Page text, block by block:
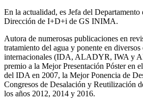
En la actualidad, es Jefa del Departamento
Dirección de I+D+i de GS INIMA.
Autora de numerosas publicaciones en
tratamiento del agua y ponente en diversos
internacionales (IDA, ALADYR, IWA y
premio a la Mejor Presentación Póster en
del IDA en 2007, la Mejor Ponencia de
Congresos de Desalación y Reutilización
los años 2012, 2014 y 2016.